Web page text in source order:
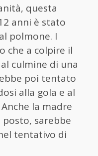
questa
anni è stato
polmone. I
che a colpire il
culmine di una
poi tentato
alla gola e al
la madre
sarebbe
tentativo di